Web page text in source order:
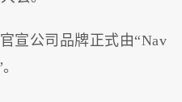
宣公司品牌正式由“Nav